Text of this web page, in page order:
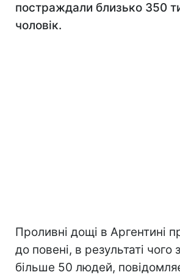
постраждали близько 350
чоловік.
Проливні дощі в Аргентині
до повені, в результаті чого
більше 50 людей,